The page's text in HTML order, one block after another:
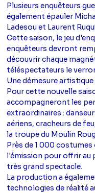
Plusieurs enquêteurs
également épauler
Ladesou et Laurent
Cette saison, le jeu
enquêteurs devront
découvrir chaque
téléspectateurs le
Une démesure
Pour cette nouvelle
accompagneront les
extraordinaires :
aériens, cracheurs de
la troupe du Moulin
Près de 1 000
l'émission pour offrir au
très grand spectacle.
La production a
technologies de réalité